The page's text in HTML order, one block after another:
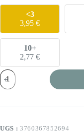
<3
3,95 €
10+
2,77 €
quantité
de
VSP
Kiwi
UGS : 3760367852694